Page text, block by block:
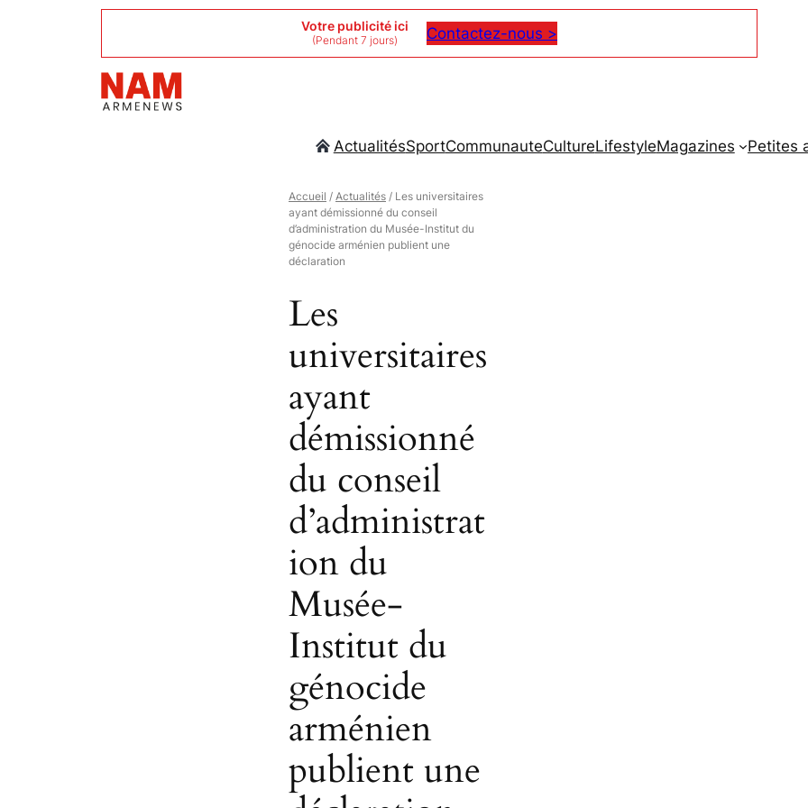
Votre publicité ici
(Pendant 7 jours) Contactez-nous >
ActualitésSportCommunauteCultureLifestyleMagazines Petites
Accueil / Actualités / Les universitaires
ayant démissionné du conseil
d’administration du Musée-Institut du
génocide arménien publient une
déclaration
Les
universitaires
ayant
démissionné
du conseil
d’administrat
ion du
Musée-
Institut du
génocide
arménien
publient une